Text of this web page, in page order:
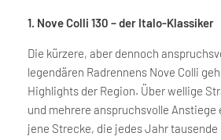
1. Nove Colli 130 – der Italo-Klassiker
Die kürzere, aber dennoch
legendären Radrennens Nove Colli
Highlights der Region. Über wellige
und mehrere anspruchsvolle Anstiege
jene Strecke, die jedes Jahr